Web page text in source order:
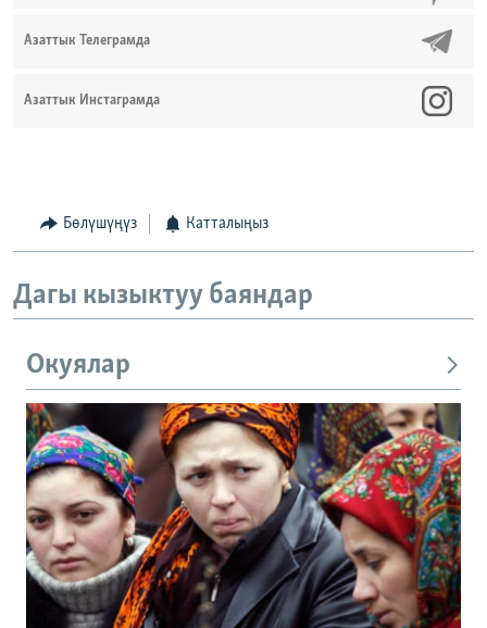
Азаттык Телеграмда
Азаттык Инстаграмда
Бөлүшүңүз Катталыңыз
Дагы кызыктуу баяндар
Окуялар